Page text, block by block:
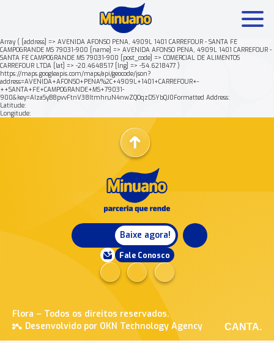
Array ( [address] => AVENIDA AFONSO PENA, 4909L 1401 CARREFOUR - SANTA FE
CAMPOGRANDE MS 79031-900 [name] => AVENIDA AFONSO PENA, 4909L 1401 CARREFOUR -
SANTA FE CAMPOGRANDE MS 79031-900 [post_code] => COMERCIAL DE ALIMENTOS
CARREFOUR LTDA [lat] => -20.4648517 [lng] => -54.6218477 )
https://maps.googleapis.com/maps/api/geocode/json?
address=AVENIDA+AFONSO+PENA%2C+4909L+1401+CARREFOUR+-
++SANTA+FE+CAMPOGRANDE+MS+79031-
900&key=AIzaSyB8pvvFtnV38ItmhruN4nwZQOqzDSYbQJ0Formatted Address:
Latitude:
Longitude:
Baixe agora!
Fale Conosco
Flora – Todos os direitos reservados.
Desenvolvido por OKN Technology Agency
CANTA.
Mais buscados: Produtos Minuano Rende +
Nossa história